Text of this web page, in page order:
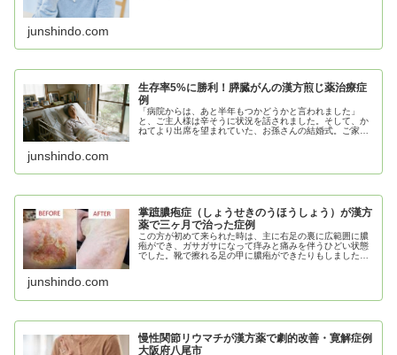
junshindo.com
生存率5%に勝利！膵臓がんの漢方煎じ薬治療症
例
「病院からは、あと半年もつかどうかと言われました」
と、ご主人様は辛そうに状況を話されました。そして、か
ねてより出席を望まれていた、お孫さんの結婚式。ご家族
junshindo.com
掌蹠膿疱症（しょうせきのうほうしょう）が漢方
薬で三ヶ月で治った症例
この方が初めて来られた時は、主に右足の裏に広範囲に膿
疱ができ、ガサガサになって痒みと痛みを伴うひどい状態
でした。靴で擦れる足の甲に膿疱ができたりもしました
junshindo.com
慢性関節リウマチが漢方薬で劇的改善・寛解症例
大阪府八尾市